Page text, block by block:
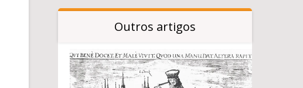
Outros artigos